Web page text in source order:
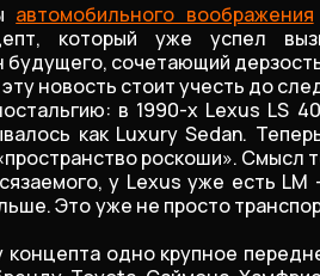
автомобильного воображения
который уже успел
сочетающий
новость стоит учесть до
в 1990-х Lexus LS
как Luxury Sedan.
роскоши».
у Lexus уже есть
Это уже не просто
концепта одно крупное